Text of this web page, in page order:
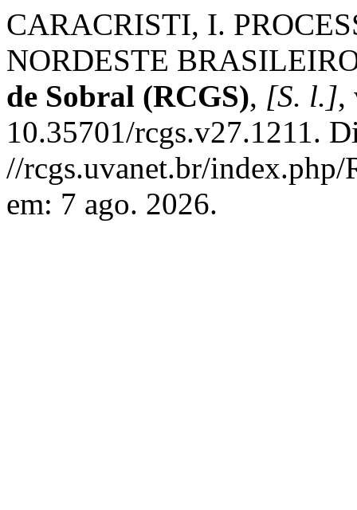
CARACRISTI, I.
NORDESTE
de Sobral (RCGS), [S. l.],
10.35701/rcgs.v27.1211.
//rcgs.uvanet.br/
em: 7 ago. 2026.